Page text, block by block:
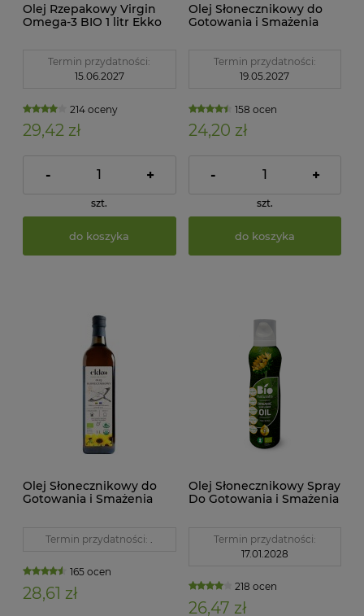
Olej Rzepakowy Virgin
Omega-3 BIO 1 litr Ekko
Termin przydatności:
15.06.2027
214 oceny
29,42 zł
- +
szt.
do koszyka
Olej Słonecznikowy do
Gotowania i Smażenia
Termin przydatności:
19.05.2027
158 ocen
24,20 zł
- +
szt.
do koszyka
Olej Słonecznikowy do
Gotowania i Smażenia
Termin przydatności:
165 ocen
28,61 zł
Olej Słonecznikowy Spray
Do Gotowania i Smażenia
Termin przydatności:
17.01.2028
218 ocen
26,47 zł